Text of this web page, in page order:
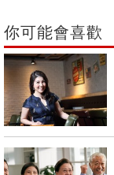
你可能會喜歡